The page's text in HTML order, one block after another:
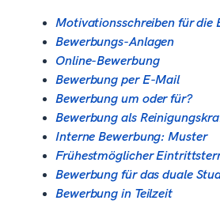
Motivationsschreiben für die
Bewerbungs-Anlagen
Online-Bewerbung
Bewerbung per E-Mail
Bewerbung um oder für?
Bewerbung als
Interne Bewerbung: Muster
Frühestmöglicher
Bewerbung für das duale
Bewerbung in Teilzeit